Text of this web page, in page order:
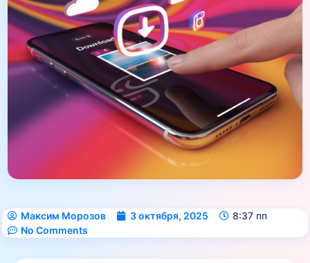
Максим Морозов 3 октября, 2025
8:37 пп
No Comments